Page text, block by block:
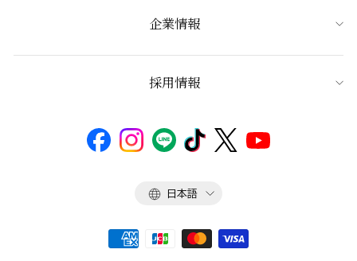
企業情報
採用情報
言
日本語